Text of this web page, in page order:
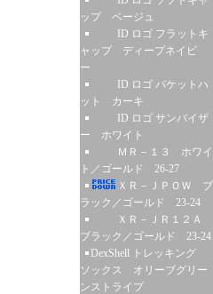
ップ ベージュ
ID ロゴ フラットキ
ャップ ディープネイビ
ー
ID ロゴ バケットハ
ット カーキ
ID ロゴ サンバイザ
ー ホワイト
ＭＲ－１３ ホワイ
ト／ゴールド 26-27
ＸＲ－ＪＰＯＷ ブ
ラック／ゴールド 23-24
ＸＲ－ＪＲ１２Ａ
ブラック／ゴールド 23-24
DexShell トレッキング
ソックス オリーブグリー
ンストライプ